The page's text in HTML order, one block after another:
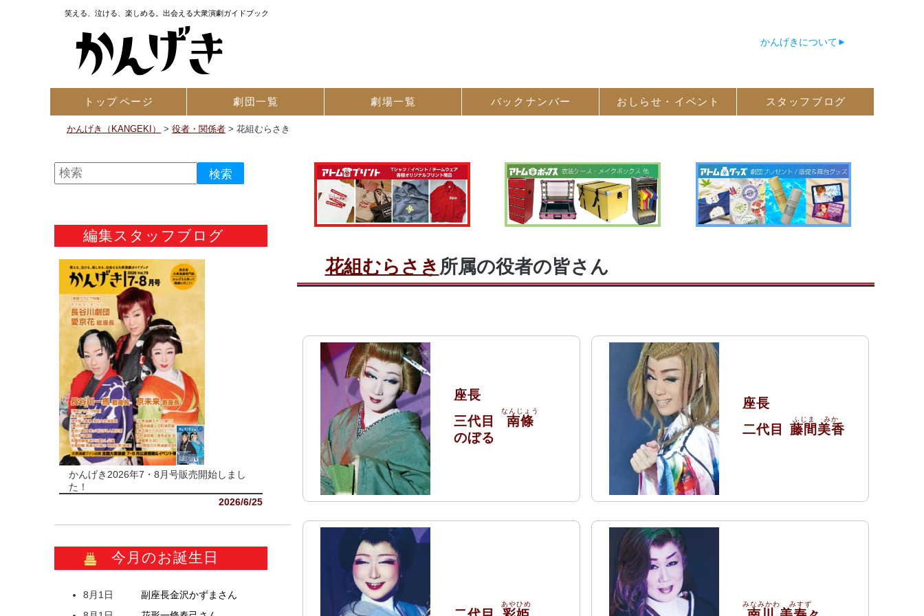
笑える、泣ける、楽しめる。出会える大衆演劇ガイドブック
かんげきについて
トップページ 劇団一覧 劇場一覧 バック ナンバー おしらせ・ イベント スタッフ ブログ
かんげき（KANGEKI） >役者・関係者 >花組むらさき
花組むらさき 所属の役者の皆さん
座長
三代目
南條
のぼる
座長
二代目
藤間美香
編集スタッフブログ
かんげき2026年7・8月号販売開始しまし
た！
2026/6/25
今月のお誕生日
8月1日 副座長金沢かずま さん